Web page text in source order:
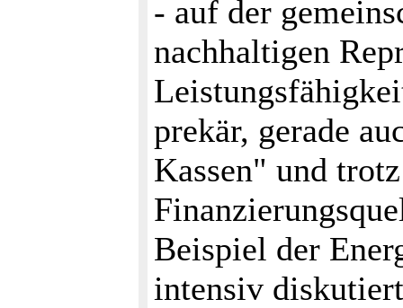
- auf der
nachhaltigen
prekär, gerade
Kassen" und
Beispiel der
intensiv